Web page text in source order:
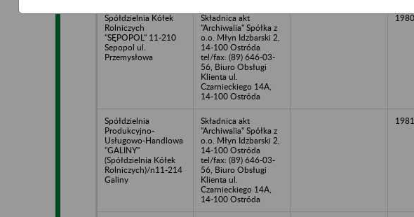
Spółdzielnia Kółek
Rolniczych
"SĘPOPOL" 11-210
Sepopol ul.
Przemysłowa
Składnica akt
"Archiwalia" Spółka z
o.o. Młyn Idzbarski 2,
14-100 Ostróda
tel/fax: (89) 646-03-
56, Biuro Obsługi
Klienta ul.
Czarnieckiego 14A,
14-100 Ostróda
Spółdzielnia
Produkcyjno-
Usługowo-Handlowa
"GALINY"
(Spółdzielnia Kółek
Rolniczych)/n11-214
Galiny
Składnica akt
"Archiwalia" Spółka z
o.o. Młyn Idzbarski 2,
14-100 Ostróda
tel/fax: (89) 646-03-
56, Biuro Obsługi
Klienta ul.
Czarnieckiego 14A,
14-100 Ostróda